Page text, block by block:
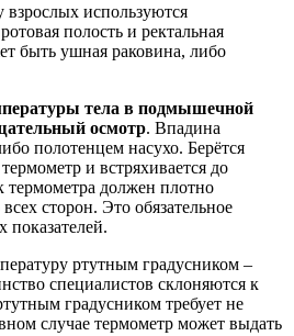
используются
полость и ректальная
быть ушная раковина, либо
тела в подмышечной
осмотр. Впадина
полотенцем насухо. Берётся
и встряхивается до
термометра должен плотно
сторон. Это обязательное
показателей.
ртутным градусником –
специалистов склоняются к
градусником требует не
случае термометр может выдать